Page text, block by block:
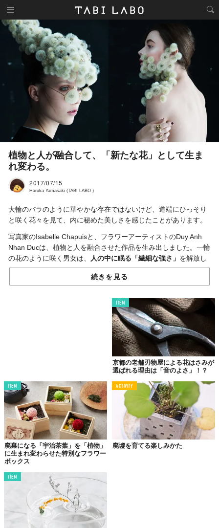
植物と人が融合して、「新たな花」として生ま
れ変わる。
2017/07/15
Haruka Yamasaki (TABI LABO )
大輪のバラのように華やかな存在ではないけど、道端にひっそり
と咲く花々を見て、内に秘めた美しさを感じたことがあります。
写真家のIsabelle Chapuisと、フラワーアーティストのDuy Anh
Nhan Ducは、植物と人を融合させた作品を生み出しました。一輪
の花のように咲く男女は、
人の中に眠る「繊細な強さ」 を解放し
たよう。
目覚める生命力
続きを見る
ITEM
京都の老舗刃物屋による花はさみが
選ばれる理由は「音のよさ」！？
ITEM
廃棄になる「宇治茶葉」を「植物」
に生まれ変わらせた特別なフラワー
ボックス
ACTIVITY
廃墟を育てる楽しみかた
ITEM